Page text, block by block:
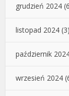
grudzień 2024
listopad 2024 (3)
październik
wrzesień 2024